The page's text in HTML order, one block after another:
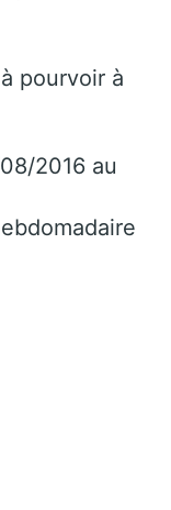
pourvoir à
2016 au